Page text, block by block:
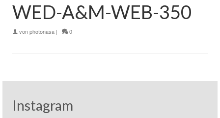
WED-A&M-WEB-350
vonphotonasa | 0
Instagram